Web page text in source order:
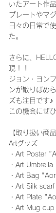
いたアート作
プレートやマ
日々の日常で
た。
さらに、
現！！
ジョン・ヨン
ンが散りばめ
ズも注目です♪
この機会にぜ
【取り扱い商品
Artグッズ
・Art Poster
・Art
・Art Bag
・Art Silk
・Art Plate
・Art Mug